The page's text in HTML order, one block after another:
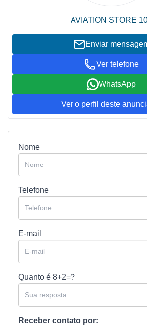
AVIATION STORE
Enviar
Ver telefone
WhatsApp
Ver o perfil deste
Nome
Telefone
E-mail
Quanto é 8+2=?
Receber contato por: